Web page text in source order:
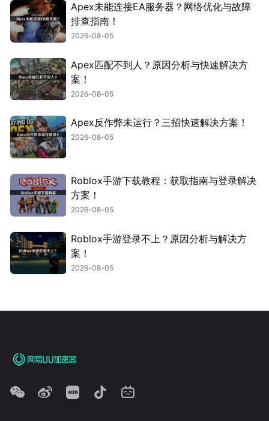
Apex未能连接EA服务器？网络优化与故障
排查指南！
2026-08-05
Apex匹配不到人？原因分析与快速解决方
案！
2026-08-05
Apex反作弊未运行？三招快速解决方案！
2026-08-05
Roblox手游下载教程：获取指南与登录解决
方案！
2026-08-05
Roblox手游登录不上？原因分析与解决方
案！
2026-08-05